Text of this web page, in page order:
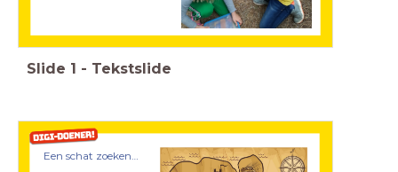
Slide 1 - Tekstslide
Een schat zoeken…